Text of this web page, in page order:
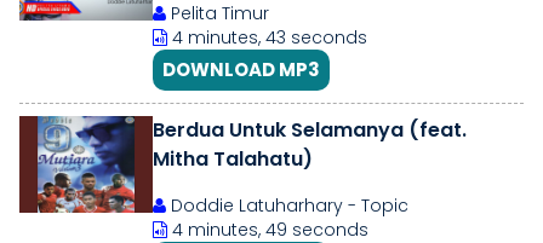
Pelita Timur
4 minutes, 43 seconds
DOWNLOAD MP3
Berdua Untuk Selamanya (feat.
Mitha Talahatu)
Doddie Latuharhary - Topic
4 minutes, 49 seconds